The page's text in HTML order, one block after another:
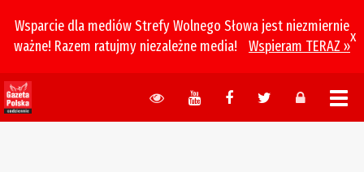
Wsparcie dla mediów Strefy Wolnego Słowa jest niezmiernie
ważne! Razem ratujmy niezależne media!
Wspieram TERAZ »
x